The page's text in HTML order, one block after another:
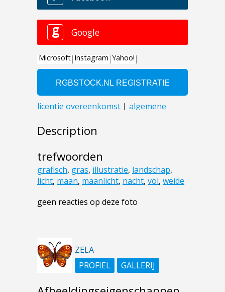
Description
trefwoorden
grafisch, gras, illustratie, landschap,
licht, maan, maanlicht, nacht, vol, weide
geen reacties op deze foto
ZELA
PROFIEL
GALLERIJ